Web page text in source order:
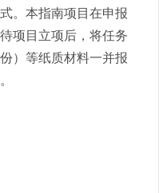
本指南项目在申报
项目立项后，将任务
）等纸质材料一并报